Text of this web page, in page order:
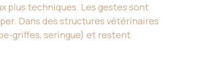
plus techniques. Les gestes sont
Dans des structures vétérinaires
griffes, seringue) et restent